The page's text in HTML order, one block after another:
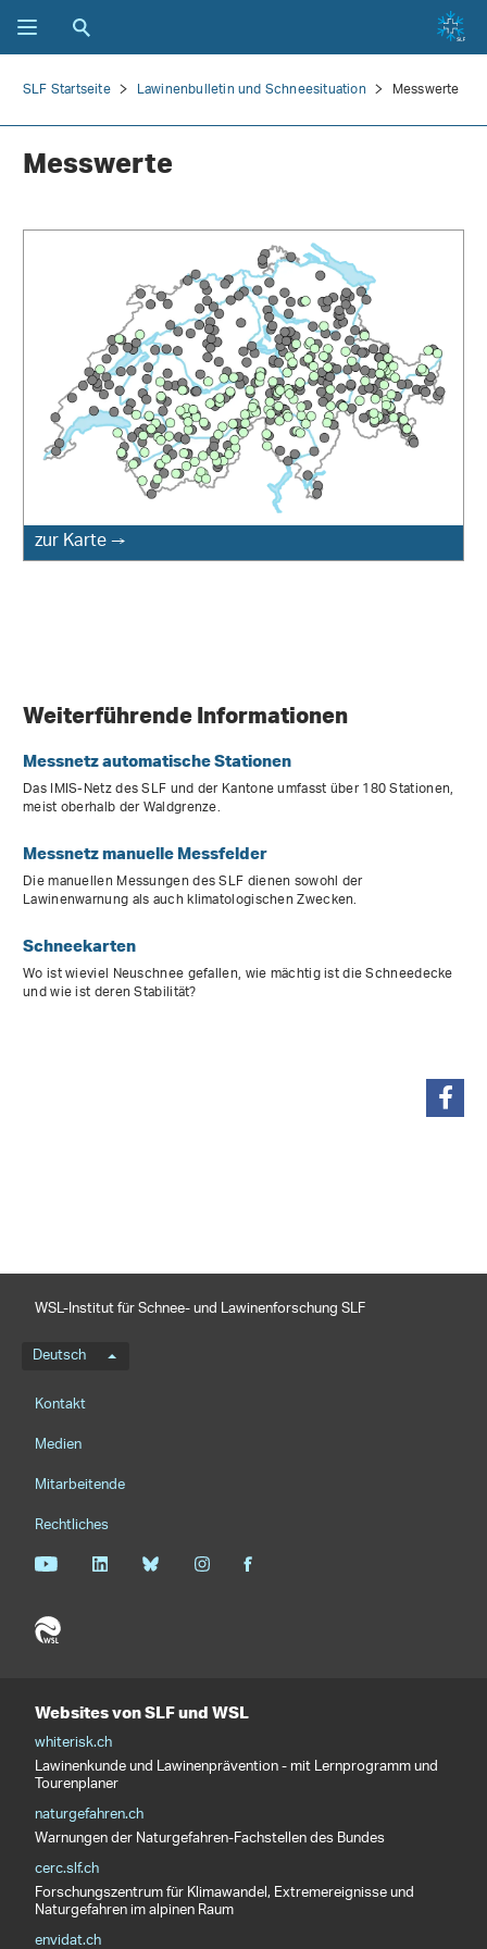
SLF Startseite Lawinenbulletin und Schneesituation Messwerte
Messwerte
zur Karte →
Weiterführende Informationen
Messnetz automatische Stationen
Das IMIS-Netz des SLF und der Kantone umfasst über 180 Stationen,
meist oberhalb der Waldgrenze.
Messnetz manuelle Messfelder
Die manuellen Messungen des SLF dienen sowohl der
Lawinenwarnung als auch klimatologischen Zwecken.
Schneekarten
Wo ist wieviel Neuschnee gefallen, wie mächtig ist die Schneedecke
und wie ist deren Stabilität?
WSL-Institut für Schnee- und Lawinenforschung SLF
Sprachmenü
Deutsch
Footernavigation
Kontakt
Medien
Mitarbeitende
Rechtliches
Websites von SLF und WSL
whiterisk.ch
Lawinenkunde und Lawinenprävention - mit Lernprogramm und
Tourenplaner
naturgefahren.ch
Warnungen der Naturgefahren-Fachstellen des Bundes
cerc.slf.ch
Forschungszentrum für Klimawandel, Extremereignisse und
Naturgefahren im alpinen Raum
envidat.ch